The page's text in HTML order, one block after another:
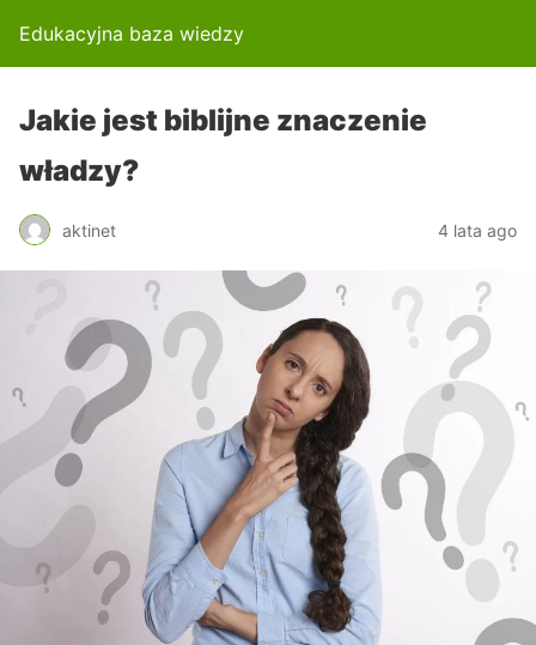
Edukacyjna baza wiedzy
Jakie jest biblijne znaczenie
władzy?
aktinet 4 lata ago